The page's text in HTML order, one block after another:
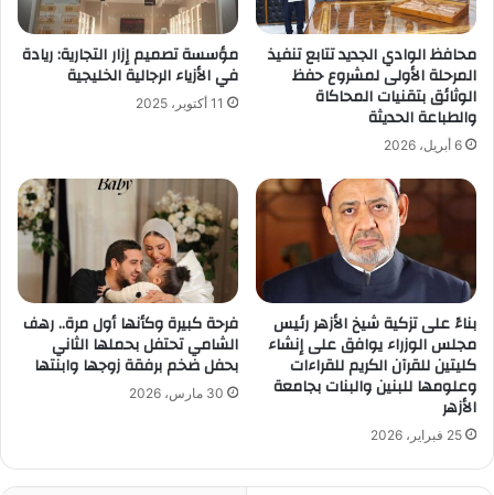
محافظ الوادي الجديد تتابع تنفيذ
المرحلة الأولى لمشروع حفظ
الوثائق بتقنيات المحاكاة
والطباعة الحديثة
6 أبريل، 2026
مؤسسة تصميم إزار التجارية: ريادة
في الأزياء الرجالية الخليجية
11 أكتوبر، 2025
بناءً على تزكية شيخ الأزهر رئيس
مجلس الوزراء يوافق على إنشاء
كليتين للقرآن الكريم للقراءات
وعلومها للبنين والبنات بجامعة
الأزهر
25 فبراير، 2026
فرحة كبيرة وكأنها أول مرة.. رهف
الشامي تحتفل بحملها الثاني
بحفل ضخم برفقة زوجها وابنتها
30 مارس، 2026